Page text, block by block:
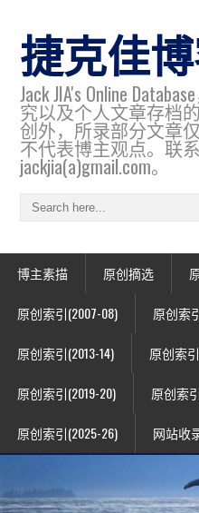
捷克佳
Jack JIA's Online
究以及个人文章存档
创外，所录部分文章
不代表博主观点。联
jackjia(a)gmail.com。
博主素描 原创摘选
原创索引(2007-08) 原创索
原创索引(2013-14) 原创索
原创索引(2019-20) 原创索
原创索引(2025-26) 网站收